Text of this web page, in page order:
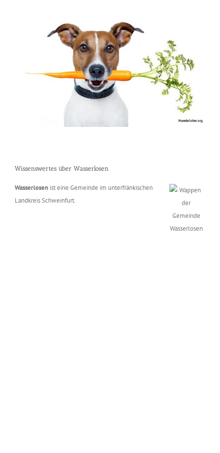
Wissenswertes über Wasserlosen
Wasserlosen ist eine Gemeinde im unterfränkischen
Landkreis Schweinfurt.